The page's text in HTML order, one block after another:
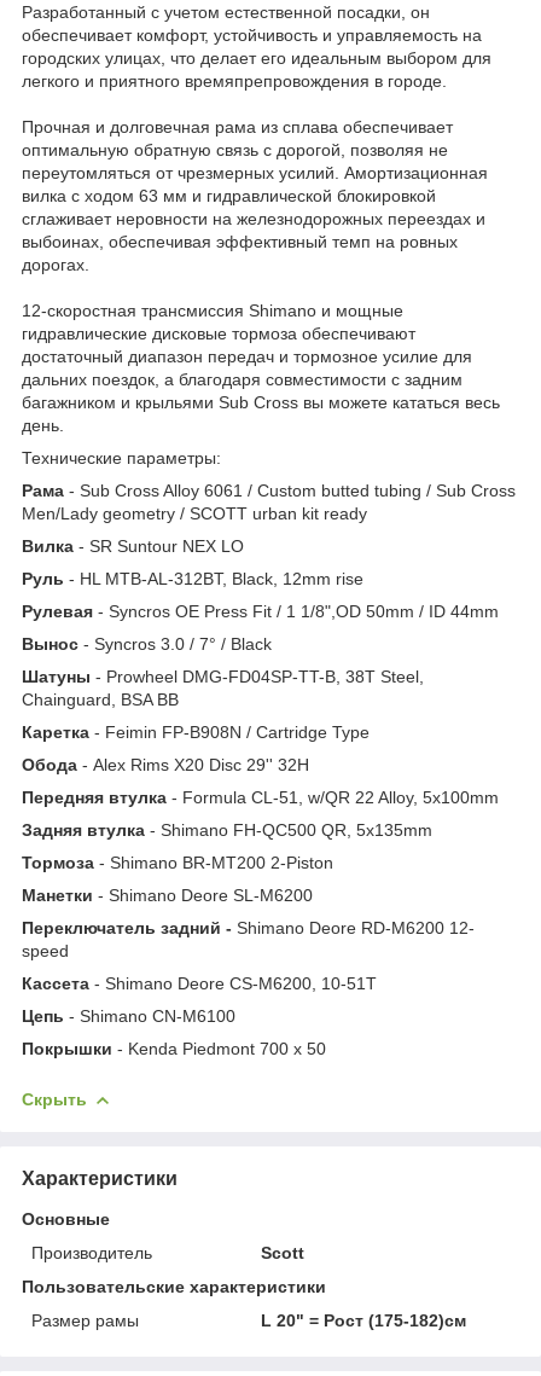
Разработанный с учетом естественной посадки, он
обеспечивает комфорт, устойчивость и управляемость на
городских улицах, что делает его идеальным выбором для
легкого и приятного времяпрепровождения в городе.
Прочная и долговечная рама из сплава обеспечивает
оптимальную обратную связь с дорогой, позволяя не
переутомляться от чрезмерных усилий. Амортизационная
вилка с ходом 63 мм и гидравлической блокировкой
сглаживает неровности на железнодорожных переездах и
выбоинах, обеспечивая эффективный темп на ровных
дорогах.
12-скоростная трансмиссия Shimano и мощные
гидравлические дисковые тормоза обеспечивают
достаточный диапазон передач и тормозное усилие для
дальних поездок, а благодаря совместимости с задним
багажником и крыльями Sub Cross вы можете кататься весь
день.
Технические параметры:
Рама - Sub Cross Alloy 6061 / Custom butted tubing / Sub Cross
Men/Lady geometry / SCOTT urban kit ready
Вилка - SR Suntour NEX LO
Руль - HL MTB-AL-312BT, Black, 12mm rise
Рулевая - Syncros OE Press Fit / 1 1/8",OD 50mm / ID 44mm
Вынос - Syncros 3.0 / 7° / Black
Шатуны - Prowheel DMG-FD04SP-TT-B, 38T Steel,
Chainguard, BSA BB
Каретка - Feimin FP-B908N / Cartridge Type
Обода - Alex Rims X20 Disc 29'' 32H
Передняя втулка - Formula CL-51, w/QR 22 Alloy, 5x100mm
Задняя втулка - Shimano FH-QC500 QR, 5x135mm
Тормоза - Shimano BR-MT200 2-Piston
Манетки - Shimano Deore SL-M6200
Переключатель задний - Shimano Deore RD-M6200 12-
speed
Кассета - Shimano Deore CS-M6200, 10-51T
Цепь - Shimano CN-M6100
Покрышки - Kenda Piedmont 700 x 50
Скрыть
Характеристики
Основные
Производитель
Scott
Пользовательские характеристики
Размер рамы
L 20" = Рост (175-182)см